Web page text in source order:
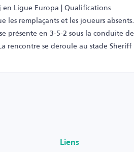
Ligue Europa | Qualifications
remplaçants et les joueurs absents.
présente en 3-5-2 sous la conduite de
rencontre se déroule au stade Sheriff
Liens